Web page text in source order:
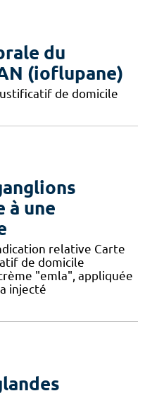
du
(ioflupane)
de domicile
à une
relative Carte
de domicile
"emla", appliquée
injecté